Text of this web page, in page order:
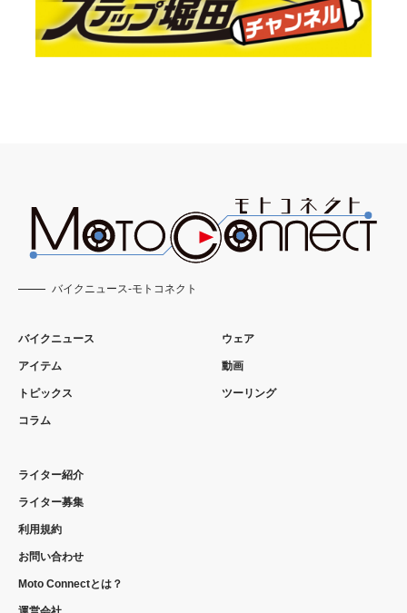
バイクニュース-モトコネクト
バイクニュース
アイテム
トピックス
コラム
ウェア
動画
ツーリング
ライター紹介
ライター募集
利用規約
お問い合わせ
Moto Connectとは？